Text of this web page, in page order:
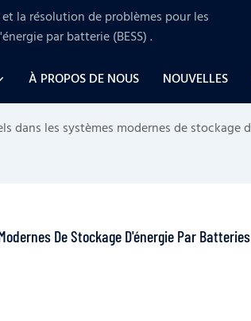
la résolution de problèmes pourles
par batterie (BESS).
À PROPOS DE NOUS NOUVELLES
les systèmes modernes de stockage
De Stockage D'énergie Par